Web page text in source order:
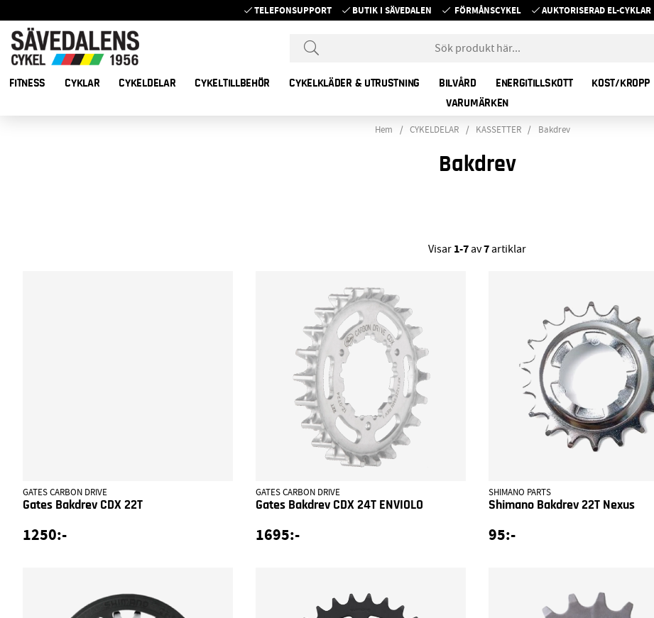
TELEFONSUPPORT BUTIK I SÄVEDALEN FÖRMÅNSCYKEL AUKTORISERAD EL-CYKLAR
FITNESS CYKLAR CYKELDELAR CYKELTILLBEHÖR CYKELKLÄDER & UTRUSTNING BILVÅRD ENERGITILLSKOTT KOST/KROPP
VARUMÄRKEN
Hem CYKELDELAR KASSETTER Bakdrev
Bakdrev
Visar 1-7av7artiklar
GATES CARBON DRIVE
Gates Bakdrev CDX 22T
1250:-
GATES CARBON DRIVE
Gates Bakdrev CDX 24T ENVIOLO
1695:-
SHIMANO PARTS
Shimano Bakdrev 22T Nexus
95:-